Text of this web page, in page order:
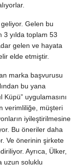
Gelen bu
yılda toplam 53
gelen ve hayata
elde etmiştir.
marka başvurusu
bu yana
Küpü” uygulamasını
verimliliğe, müşteri
iyileştirilmesine
Bu öneriler daha
Ve önerinin şirkete
Ayrıca, Ülker,
uzun soluklu